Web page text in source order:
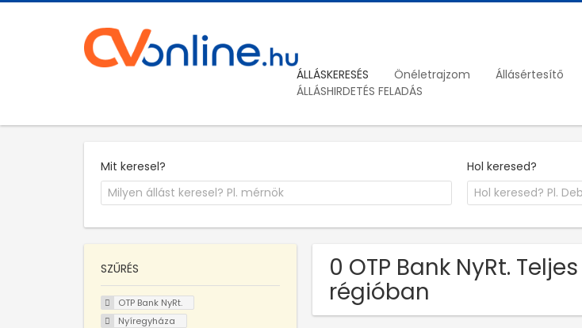
ÁLLÁSKERESÉS Önéletrajzom Állásértesítő
ÁLLÁSHIRDETÉS FELADÁS
Mit keresel? Hol keresed?
0 OTP Bank NyRt.
régióban
SZŰRÉS
OTP Bank NyRt.
Nyíregyháza